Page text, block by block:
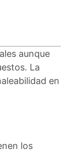
aunque
La
en
los